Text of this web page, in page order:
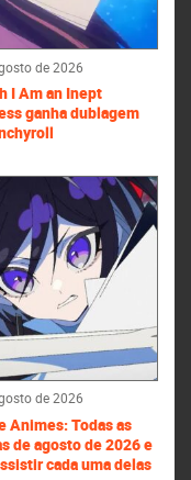
de 2026
I Am an Inept
ganha dublagem
de 2026
Animes: Todas as
de agosto de 2026 e
cada uma delas